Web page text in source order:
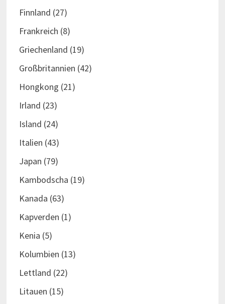
Finnland (27)
Frankreich (8)
Griechenland (19)
Großbritannien (42)
Hongkong (21)
Irland (23)
Island (24)
Italien (43)
Japan (79)
Kambodscha (19)
Kanada (63)
Kapverden (1)
Kenia (5)
Kolumbien (13)
Lettland (22)
Litauen (15)